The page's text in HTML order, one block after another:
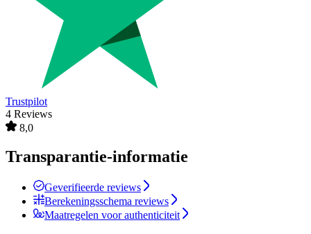
Trustpilot
4 Reviews
8,0
Transparantie-informatie
Geverifieerde reviews
Berekeningsschema reviews
Maatregelen voor authenticiteit